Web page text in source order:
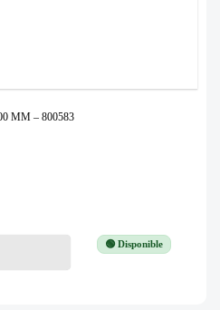
MM – 800583
🟢 Disponible